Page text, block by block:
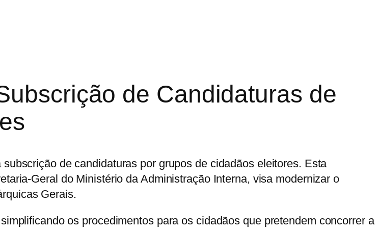
de Candidaturas de
de candidaturas por grupos de cidadãos eleitores. Esta
Geral do Ministério da Administração Interna, visa modernizar o
Gerais.
os procedimentos para os cidadãos que pretendem concorrer a